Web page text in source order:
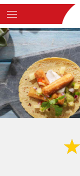
Skip
to
main
content
Main
Content